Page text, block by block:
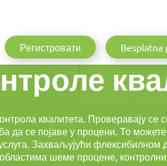
Регистровати Besplatna
квалитета. Проверавају се
да се појаве у процени. То
Захваљујући флексибилном
шеме процене,